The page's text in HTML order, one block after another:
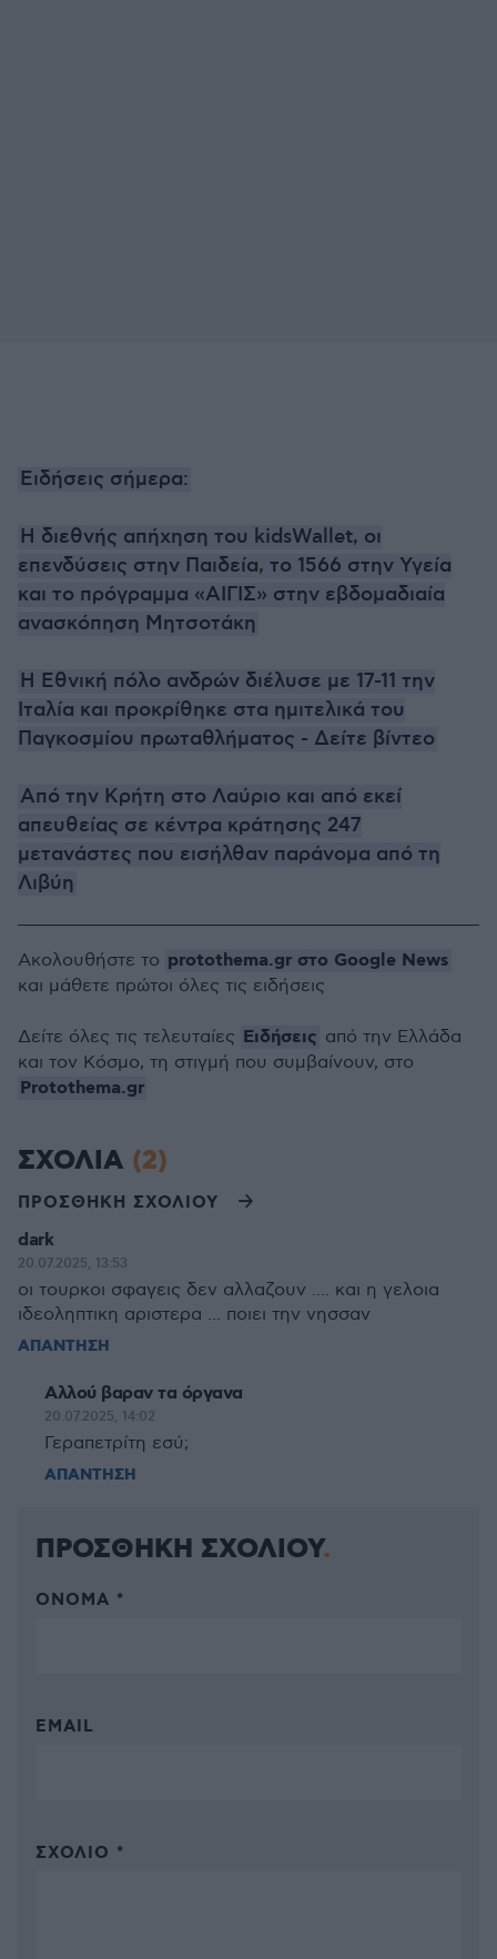
Ειδήσεις σήμερα:
Η διεθνής απήχηση του kidsWallet, οι
επενδύσεις στην Παιδεία, το 1566 στην Υγεία
και το πρόγραμμα «ΑΙΓΙΣ» στην εβδομαδιαία
ανασκόπηση Μητσοτάκη
Η Εθνική πόλο ανδρών διέλυσε με 17-11 την
Ιταλία και προκρίθηκε στα ημιτελικά του
Παγκοσμίου πρωταθλήματος - Δείτε βίντεο
Από την Κρήτη στο Λαύριο και από εκεί
απευθείας σε κέντρα κράτησης 247
μετανάστες που εισήλθαν παράνομα από τη
Λιβύη
Ακολουθήστε το protothema.gr στο Google News
και μάθετε πρώτοι όλες τις ειδήσεις
Δείτε όλες τις τελευταίες Ειδήσεις από την Ελλάδα
και τον Κόσμο, τη στιγμή που συμβαίνουν, στο
Protothema.gr
ΣΧΟΛΙΑ (2)
ΠΡΟΣΘΗΚΗ ΣΧΟΛΙΟΥ
dark
20.07.2025, 13:53
οι τουρκοι σφαγεις δεν αλλαζουν .... και η γελοια
ιδεοληπτικη αριστερα ... ποιει την νησσαν
ΑΠΑΝΤΗΣΗ
Αλλού βαραν τα όργανα
20.07.2025, 14:02
Γεραπετρίτη εσύ;
ΑΠΑΝΤΗΣΗ
ΠΡΟΣΘΗΚΗ ΣΧΟΛΙΟΥ
ΌΝΟΜΑ *
EMAIL
ΣΧΌΛΙΟ *